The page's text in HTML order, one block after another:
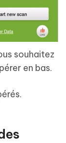
souhaitez
en bas.